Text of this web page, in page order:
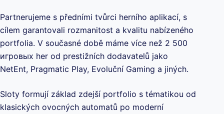
Partnerujeme s předními tvůrci herního aplikací, s
cílem garantovali rozmanitost a kvalitu nabízeného
portfolia. V současné době máme více než 2 500
игровых her od prestižních dodavatelů jako
NetEnt, Pragmatic Play, Evoluční Gaming a jiných.
Sloty formují základ zdejší portfolio s tématikou od
klasických ovocných automatů po moderní